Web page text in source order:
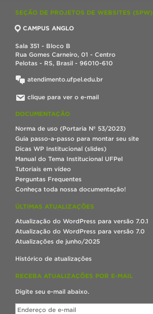
SEÇÃO DE PROJETOS DE WEBSITES (SPW)
CAMPUS ANGLO
Sala 351 - Bloco B
Rua Gomes Carneiro, 01 - Centro
Pelotas - RS, Brasil - 96010-610
atendimento.ufpel.edu.br
clique para ver o e-mail
DOCUMENTAÇÃO
Norma de uso (Portaria Nº 53/2023)
Guia passo-a-passo para montar seu site
Dicas WP Institucional (slides)
Manual do Tema Institucional UFPel
Tutoriais em vídeo
Perguntas Frequentes
Conheça toda nossa documentação!
ÚLTIMAS ATUALIZAÇÕES
Atualização do WordPress para versão 7.0.1
Atualização do WordPress para versão 7.0
Atualizações de junho/2025
Histórico de atualizações
RECEBA ATUALIZAÇÕES POR E-MAIL
Digite seu e-mail abaixo.
Endereço